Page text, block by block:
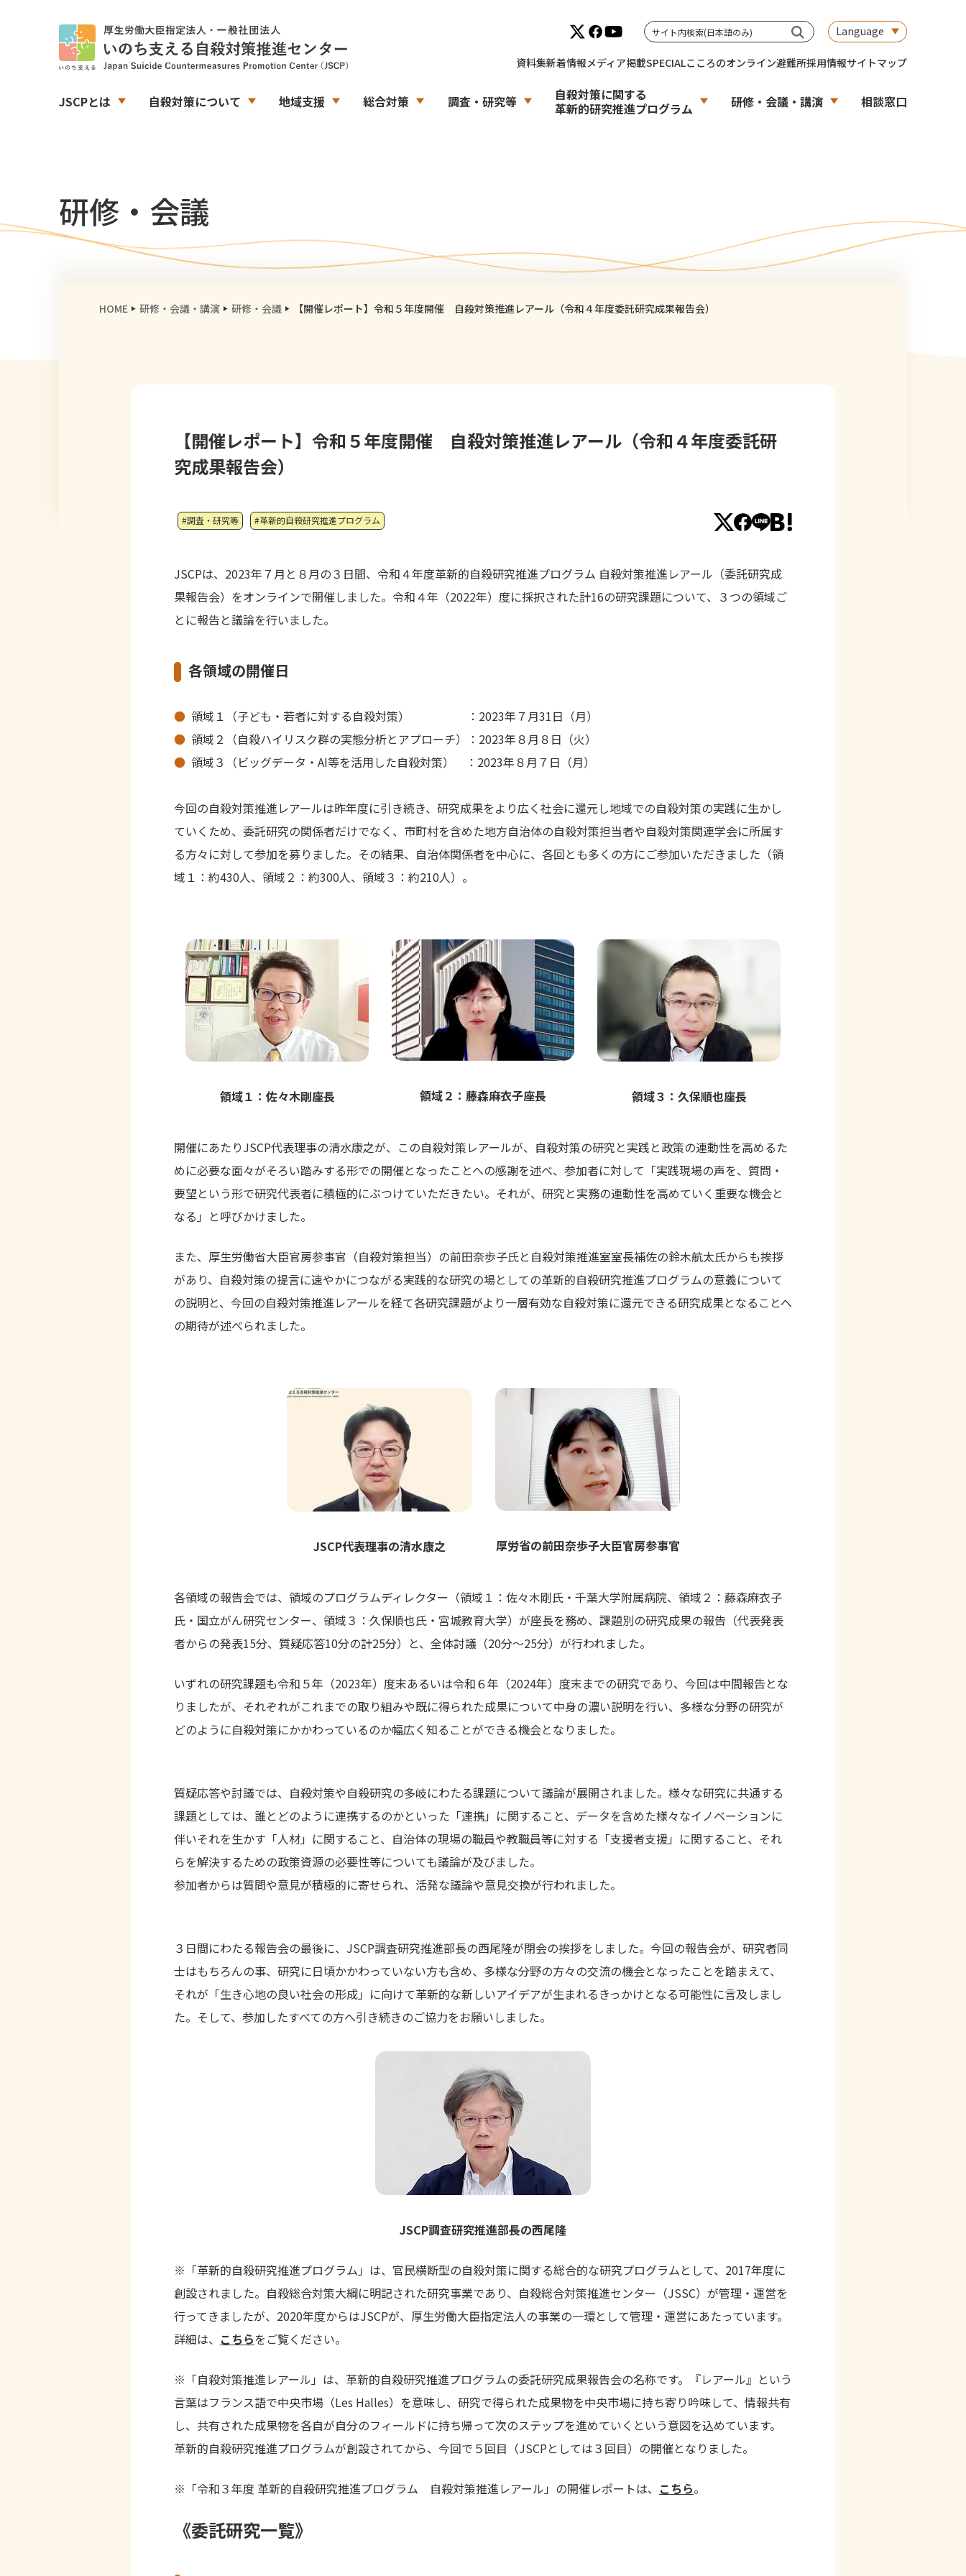
Language
資料集新着情報メディア掲載SPECIALこころのオンライン避難所採用情報サイトマップ
JSCPとは 自殺対策について 地域支援 総合対策 調査・研究等
自殺対策に関する
革新的研究推進プログラム
研修・会議・講演 相談窓口
研修・会議
HOME 研修・会議・講演 研修・会議 【開催レポート】令和５年度開催 自殺対策推進レアール（令和４年度委託研究成果報告会）
【開催レポート】令和５年度開催 自殺対策推進レアール（令和４年度委託研
究成果報告会）
#調査・研究等 #革新的自殺研究推進プログラム
JSCPは、2023年７月と８月の３日間、令和４年度革新的自殺研究推進プログラム 自殺対策推進レアール（委託研究成
果報告会）をオンラインで開催しました。令和４年（2022年）度に採択された計16の研究課題について、３つの領域ご
とに報告と議論を行いました。
各領域の開催日
領域１（子ども・若者に対する自殺対策） ：2023年７月31日（月）
領域２（自殺ハイリスク群の実態分析とアプローチ）：2023年８月８日（火）
領域３（ビッグデータ・AI等を活用した自殺対策） ：2023年８月７日（月）
今回の自殺対策推進レアールは昨年度に引き続き、研究成果をより広く社会に還元し地域での自殺対策の実践に生かし
ていくため、委託研究の関係者だけでなく、市町村を含めた地方自治体の自殺対策担当者や自殺対策関連学会に所属す
る方々に対して参加を募りました。その結果、自治体関係者を中心に、各回とも多くの方にご参加いただきました（領
域１：約430人、領域２：約300人、領域３：約210人）。
領域１：佐々木剛座長 領域２：藤森麻衣子座長 領域３：久保順也座長
開催にあたりJSCP代表理事の清水康之が、この自殺対策レアールが、自殺対策の研究と実践と政策の連動性を高めるた
めに必要な面々がそろい踏みする形での開催となったことへの感謝を述べ、参加者に対して「実践現場の声を、質問・
要望という形で研究代表者に積極的にぶつけていただきたい。それが、研究と実務の連動性を高めていく重要な機会と
なる」と呼びかけました。
また、厚生労働省大臣官房参事官（自殺対策担当）の前田奈歩子氏と自殺対策推進室室長補佐の鈴木航太氏からも挨拶
があり、自殺対策の提言に速やかにつながる実践的な研究の場としての革新的自殺研究推進プログラムの意義について
の説明と、今回の自殺対策推進レアールを経て各研究課題がより一層有効な自殺対策に還元できる研究成果となることへ
の期待が述べられました。
JSCP代表理事の清水康之 厚労省の前田奈歩子大臣官房参事官
各領域の報告会では、領域のプログラムディレクター（領域１：佐々木剛氏・千葉大学附属病院、領域２：藤森麻衣子
氏・国立がん研究センター、領域３：久保順也氏・宮城教育大学）が座長を務め、課題別の研究成果の報告（代表発表
者からの発表15分、質疑応答10分の計25分）と、全体討議（20分〜25分）が行われました。
いずれの研究課題も令和５年（2023年）度末あるいは令和６年（2024年）度末までの研究であり、今回は中間報告とな
りましたが、それぞれがこれまでの取り組みや既に得られた成果について中身の濃い説明を行い、多様な分野の研究が
どのように自殺対策にかかわっているのか幅広く知ることができる機会となりました。
質疑応答や討議では、自殺対策や自殺研究の多岐にわたる課題について議論が展開されました。様々な研究に共通する
課題としては、誰とどのように連携するのかといった「連携」に関すること、データを含めた様々なイノベーションに
伴いそれを生かす「人材」に関すること、自治体の現場の職員や教職員等に対する「支援者支援」に関すること、それ
らを解決するための政策資源の必要性等についても議論が及びました。
参加者からは質問や意見が積極的に寄せられ、活発な議論や意見交換が行われました。
３日間にわたる報告会の最後に、JSCP調査研究推進部長の西尾隆が閉会の挨拶をしました。今回の報告会が、研究者同
士はもちろんの事、研究に日頃かかわっていない方も含め、多様な分野の方々の交流の機会となったことを踏まえて、
それが「生き心地の良い社会の形成」に向けて革新的な新しいアイデアが生まれるきっかけとなる可能性に言及しまし
た。そして、参加したすべての方へ引き続きのご協力をお願いしました。
JSCP調査研究推進部長の西尾隆
※「革新的自殺研究推進プログラム」は、官民横断型の自殺対策に関する総合的な研究プログラムとして、2017年度に
創設されました。自殺総合対策大綱に明記された研究事業であり、自殺総合対策推進センター（JSSC）が管理・運営を
行ってきましたが、2020年度からはJSCPが、厚生労働大臣指定法人の事業の一環として管理・運営にあたっています。
詳細は、 こちらをご覧ください。
※「自殺対策推進レアール」は、革新的自殺研究推進プログラムの委託研究成果報告会の名称です。『レアール』という
言葉はフランス語で中央市場（Les Halles）を意味し、研究で得られた成果物を中央市場に持ち寄り吟味して、情報共有
し、共有された成果物を各自が自分のフィールドに持ち帰って次のステップを進めていくという意図を込めています。
革新的自殺研究推進プログラムが創設されてから、今回で５回目（JSCPとしては３回目）の開催となりました。
※「令和３年度 革新的自殺研究推進プログラム 自殺対策推進レアール」の開催レポートは、 こちら。
《委託研究一覧》